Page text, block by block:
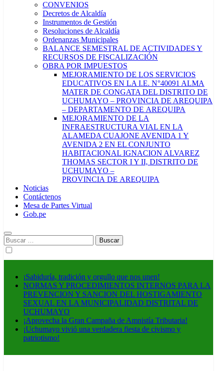
CONVENIOS
Decretos de Alcaldía
Instrumentos de Gestión
Resoluciones de Alcaldía
Ordenanzas Municipales
BALANCE SEMESTRAL DE ACTIVIDADES Y
RECURSOS DE FISCALIZACIÓN
OBRA POR IMPUESTOS
MEJORAMIENTO DE LOS SERVICIOS
EDUCATIVOS EN LA I.E. N°40091 ALMA
MATER DE CONGATA DEL DISTRITO DE
UCHUMAYO – PROVINCIA DE AREQUIPA
– DEPARTAMENTO DE AREQUIPA
MEJORAMIENTO DE LA
INFRAESTRUCTURA VIAL EN LA
ALAMEDA CUAJONE AVENIDA 1 Y
AVENIDA 2 EN EL CONJUNTO
HABITACIONAL IGNACION ALVAREZ
THOMAS SECTOR I Y II, DISTRITO DE
UCHUMAYO –
PROVINCIA DE AREQUIPA
Noticias
Contáctenos
Mesa de Partes Virtual
Gob.pe
Buscar:
¡Sabiduría, tradición y orgullo que nos unen!
NORMAS Y PROCEDIMIENTOS INTERNOS PARA LA
PREVENCION Y SANCION DEL HOSTIGAMIENTO
SEXUAL EN LA MUNICIPALIDAD DISTRITAL DE
UCHUMAYO
¡Aprovecha la Gran Campaña de Amnistía Tributaria!
¡Uchumayo vivió una verdadera fiesta de civismo y
patriotismo!